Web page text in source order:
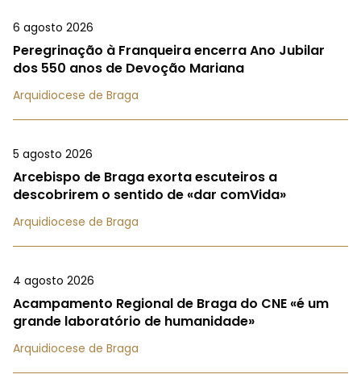
6 agosto 2026
Peregrinação à Franqueira encerra Ano Jubilar
dos 550 anos de Devoção Mariana
Arquidiocese de Braga
5 agosto 2026
Arcebispo de Braga exorta escuteiros a
descobrirem o sentido de «dar comVida»
Arquidiocese de Braga
4 agosto 2026
Acampamento Regional de Braga do CNE «é um
grande laboratório de humanidade»
Arquidiocese de Braga